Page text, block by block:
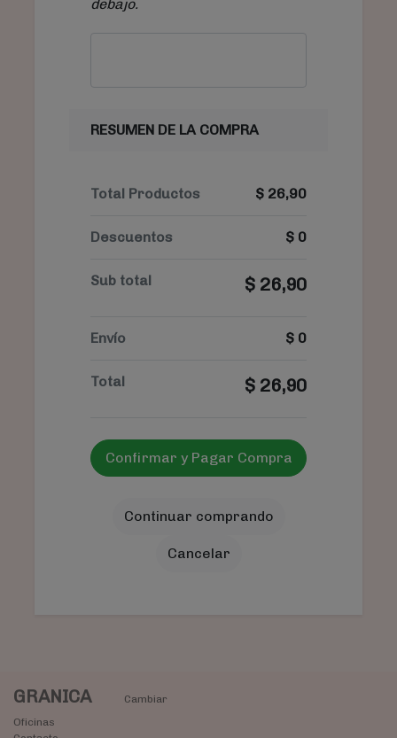
debajo.
RESUMEN DE LA COMPRA
Total Productos $ 26,90
Descuentos $ 0
Sub total $ 26,90
Envío $ 0
Total $ 26,90
Confirmar y Pagar Compra
Continuar comprando
Cancelar
GRANICA
Cambiar
Oficinas